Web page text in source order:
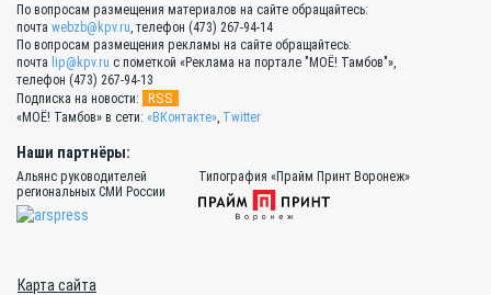
По вопросам размещения материалов на сайте обращайтесь:
почта webzb@kpv.ru, телефон (473) 267-94-14
По вопросам размещения рекламы на сайте обращайтесь:
почта lip@kpv.ru с пометкой «Реклама на портале "МОЁ! Тамбов"»,
телефон (473) 267-94-13
Подписка на новости:
RSS
«МОЁ! Тамбов» в сети: «ВКонтакте», Twitter
Наши партнёры:
Альянс руководителей
региональных СМИ России
Типография «Прайм Принт Воронеж»
Карта сайта